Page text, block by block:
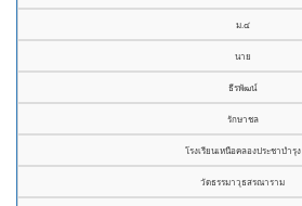
ม.๔
นาย
ธีรพัฒน์
รักษาชล
โรงเรียนเหนือคลองประชาบำรุง
วัดธรรมาวุธสรณาราม